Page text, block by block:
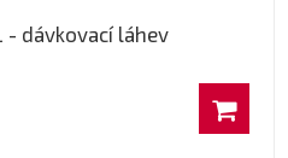
- dávkovací láhev